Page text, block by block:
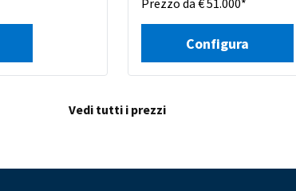
Prezzo da € 51.000*
Configura
Vedi tutti i prezzi